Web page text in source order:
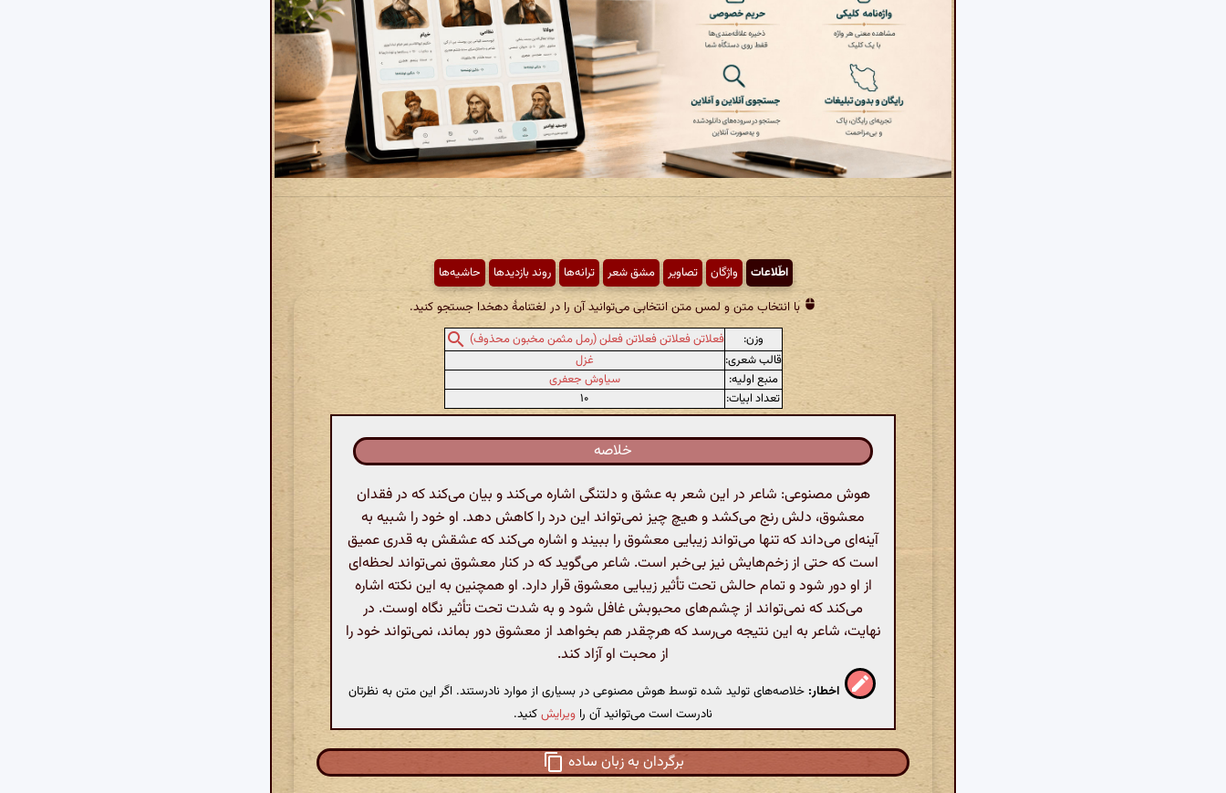
اطّلاعات واژگان تصاویر مشق شعر ترانه‌ها روند بازدیدها حاشیه‌ها
با انتخاب متن و لمس متن انتخابی می‌توانید آن را در لغتنامهٔ دهخدا جستجو کنید.
وزن:
فعلاتن فعلاتن فعلاتن فعلن (رمل مثمن مخبون محذوف)
قالب شعری:
غزل
منبع اولیه:
سیاوش جعفری
تعداد ابیات:
۱۰
خلاصه
هوش مصنوعی: شاعر در این شعر به عشق و دلتنگی اشاره می‌کند و بیان می‌کند که در فقدان
معشوق، دلش رنج می‌کشد و هیچ چیز نمی‌تواند این درد را کاهش دهد. او خود را شبیه به
آینه‌ای می‌داند که تنها می‌تواند زیبایی معشوق را ببیند و اشاره می‌کند که عشقش به قدری عمیق
است که حتی از زخم‌هایش نیز بی‌خبر است. شاعر می‌گوید که در کنار معشوق نمی‌تواند لحظه‌ای
از او دور شود و تمام حالش تحت تأثیر زیبایی معشوق قرار دارد. او همچنین به این نکته اشاره
می‌کند که نمی‌تواند از چشم‌های محبوبش غافل شود و به شدت تحت تأثیر نگاه اوست. در
نهایت، شاعر به این نتیجه می‌رسد که هرچقدر هم بخواهد از معشوق دور بماند، نمی‌تواند خود را
از محبت او آزاد کند.
اخطار: خلاصه‌های تولید شده توسط هوش مصنوعی در بسیاری از موارد نادرستند. اگر این متن به نظرتان
نادرست است می‌توانید آن را ویرایشکنید.
برگردان به زبان ساده